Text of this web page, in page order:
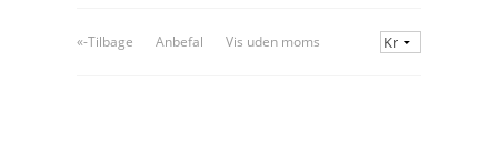
«-Tilbage Anbefal Vis uden moms